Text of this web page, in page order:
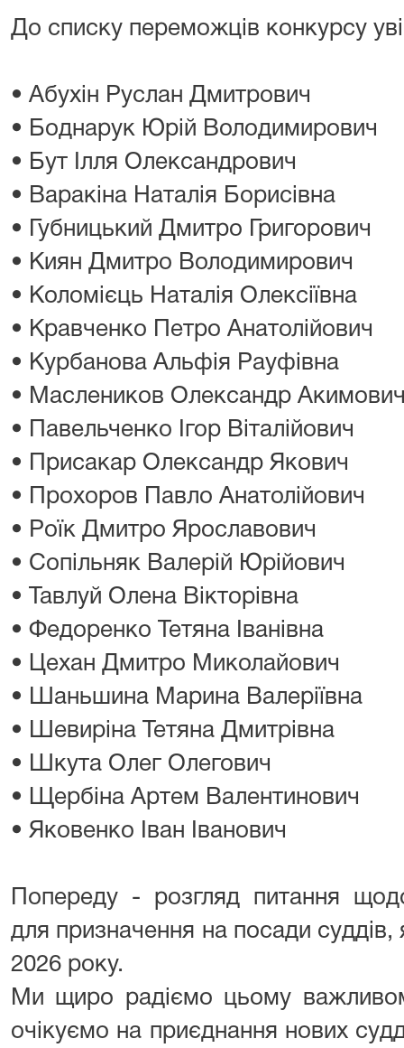
До списку переможців конкурсу
• Абухін Руслан Дмитрович
• Боднарук Юрій Володимирович
• Бут Ілля Олександрович
• Варакіна Наталія Борисівна
• Губницький Дмитро Григорович
• Киян Дмитро Володимирович
• Коломієць Наталія Олексіївна
• Кравченко Петро Анатолійович
• Курбанова Альфія Рауфівна
• Маслеников Олександр
• Павельченко Ігор Віталійович
• Присакар Олександр Якович
• Прохоров Павло Анатолійович
• Роїк Дмитро Ярославович
• Сопільняк Валерій Юрійович
• Тавлуй Олена Вікторівна
• Федоренко Тетяна Іванівна
• Цехан Дмитро Миколайович
• Шаньшина Марина Валеріївна
• Шевиріна Тетяна Дмитрівна
• Шкута Олег Олегович
• Щербіна Артем Валентинович
• Яковенко Іван Іванович
Попереду - розгляд питання
для призначення на посади суддів,
2026 року.
Ми щиро радіємо цьому
очікуємо на приєднання нових